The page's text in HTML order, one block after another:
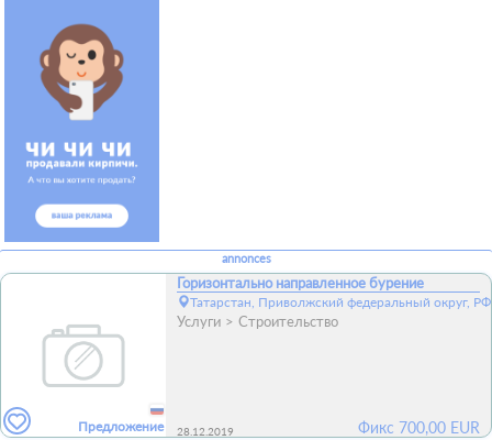
annonces
Предложение
Горизонтально направленное бурение
Татарстан, Приволжский федеральный округ, РФ
Услуги Строительство
28.12.2019 Фикс 700,00 EUR